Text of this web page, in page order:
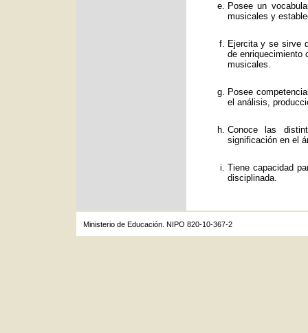
Posee un
musicales y
Ejercita y se sirve
de enriquecimiento
musicales.
Posee
el análisis,
Conoce las
significación en el
Tiene capacidad
disciplinada.
Ministerio de Educación. NIPO 820-10-367-2